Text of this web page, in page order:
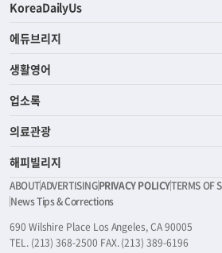
KoreaDailyUs
에듀브리지
생활영어
업소록
의료관광
해피빌리지
ABOUTADVERTISINGPRIVACY POLICYTERMS OF
News Tips & Corrections
690 Wilshire Place Los Angeles, CA 90005
TEL. (213) 368-2500 FAX. (213) 389-6196